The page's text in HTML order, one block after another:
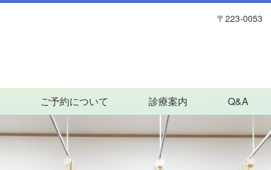
〒223-0053
ご予約について 診療案内 Q&A